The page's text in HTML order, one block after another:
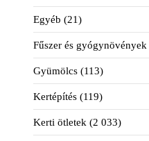
Egyéb (21)
Fűszer és gyógynövények
Gyümölcs (113)
Kertépítés (119)
Kerti ötletek (2 033)